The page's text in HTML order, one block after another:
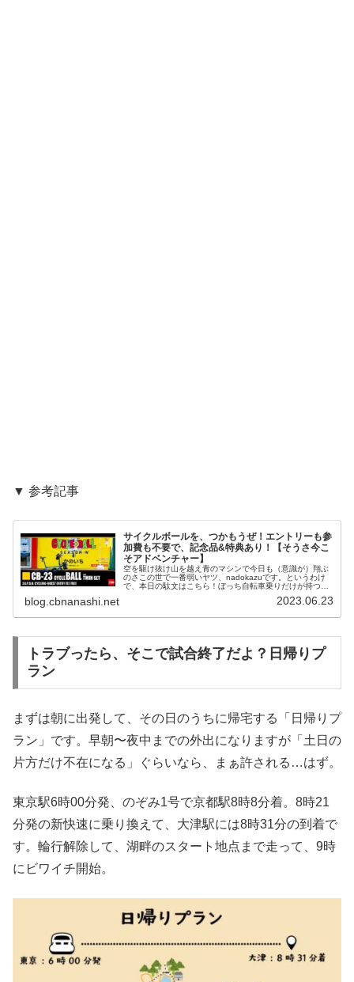
▼ 参考記事
サイクルボールを、つかもうぜ！エントリーも参
加費も不要で、記念品&特典あり！【そうさ今こ
そアドベンチャー】
空を駆け抜け山を越え青のマシンで今日も（意識が）翔ぶ
のさこの世で一番弱いヤツ、nadokazuです。というわけ
で、本日の駄文はこちら！ぼっち自転車乗りだけが持つ、
blog.cbnanashi.net 2023.06.23
トラブったら、そこで試合終了だよ？日帰りプ
ラン
まずは朝に出発して、その日のうちに帰宅する「日帰りプ
ラン」です。早朝〜夜中までの外出になりますが「土日の
片方だけ不在になる」ぐらいなら、まぁ許される…はず。
東京駅6時00分発、のぞみ1号で京都駅8時8分着。8時21
分発の新快速に乗り換えて、大津駅には8時31分の到着で
す。輪行解除して、湖畔のスタート地点まで走って、9時
にビワイチ開始。